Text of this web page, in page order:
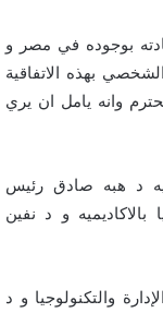
بوجوده في مصر و
بهذه الاتفاقية
وانه يامل ان يري
د هبه صادق رئيس
بالاكاديميه و د نفين
والتكنولوجيا و د